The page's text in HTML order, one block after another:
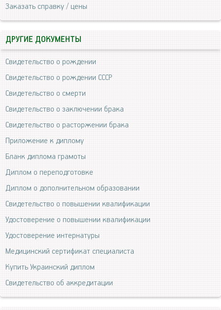
Заказать справку / цены
ДРУГИЕ ДОКУМЕНТЫ
Свидетельство о рождении
Свидетельство о рождении СССР
Свидетельство о смерти
Свидетельство о заключении брака
Свидетельство о расторжении брака
Приложение к диплому
Бланк диплома грамоты
Диплом о переподготовке
Диплом о дополнительном образовании
Свидетельство о повышении квалификации
Удостоверение о повышении квалификации
Удостоверение интернатуры
Медицинский сертификат специалиста
Купить Украинский диплом
Свидетельство об аккредитации